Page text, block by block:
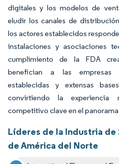
digitales y los modelos de
eludir los canales de
los actores establecidos
instalaciones y asociaciones
cumplimiento de la FDA
benefician a las empresas
establecidas y extensas
convirtiendo la
competitivo clave en el
Líderes de la Industria de
de América del Norte